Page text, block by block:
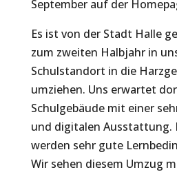
September auf der
Es ist von der Stadt Halle
zum zweiten Halbjahr in
Schulstandort in die
umziehen. Uns erwartet
Schulgebäude mit einer
und digitalen Ausstattung.
werden sehr gute
Wir sehen diesem Umzug